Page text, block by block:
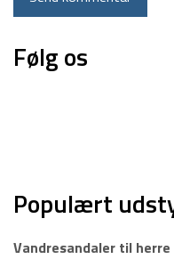
Følg os
Populært
Vandresandaler til